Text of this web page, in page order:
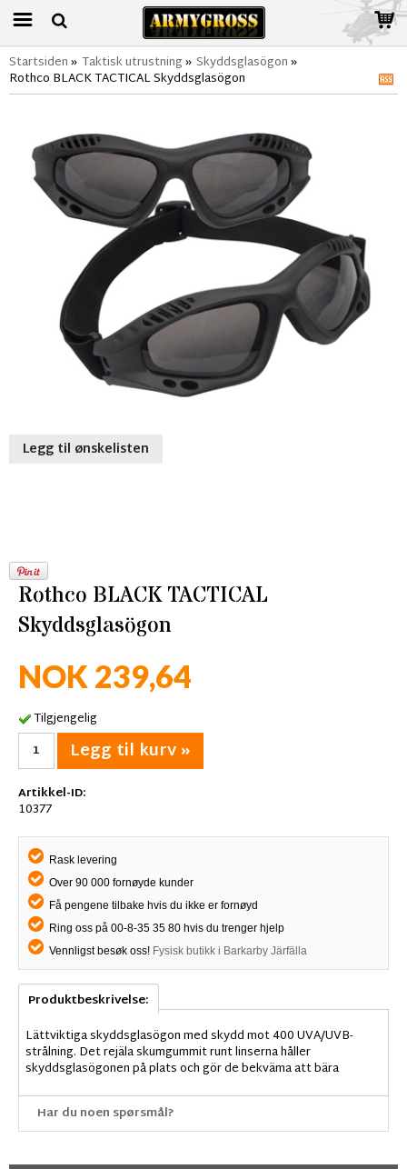
Startsiden» Taktisk utrustning» Skyddsglasögon»
Rothco BLACK TACTICAL Skyddsglasögon
Legg til ønskelisten
Rothco BLACK TACTICAL
Skyddsglasögon
NOK 239,64
Tilgjengelig
Legg til kurv »
Artikkel-ID:
10377
Rask levering
Over 90 000 fornøyde kunder
Få pengene tilbake hvis du ikke er fornøyd
Ring oss på 00-8-35 35 80 hvis du trenger hjelp
Vennligst besøk oss! Fysisk butikk i Barkarby Järfälla
Produktbeskrivelse:
Lättviktiga skyddsglasögon med skydd mot 400 UVA/UVB-
strålning. Det rejäla skumgummit runt linserna håller
skyddsglasögonen på plats och gör de bekväma att bära
Har du noen spørsmål?